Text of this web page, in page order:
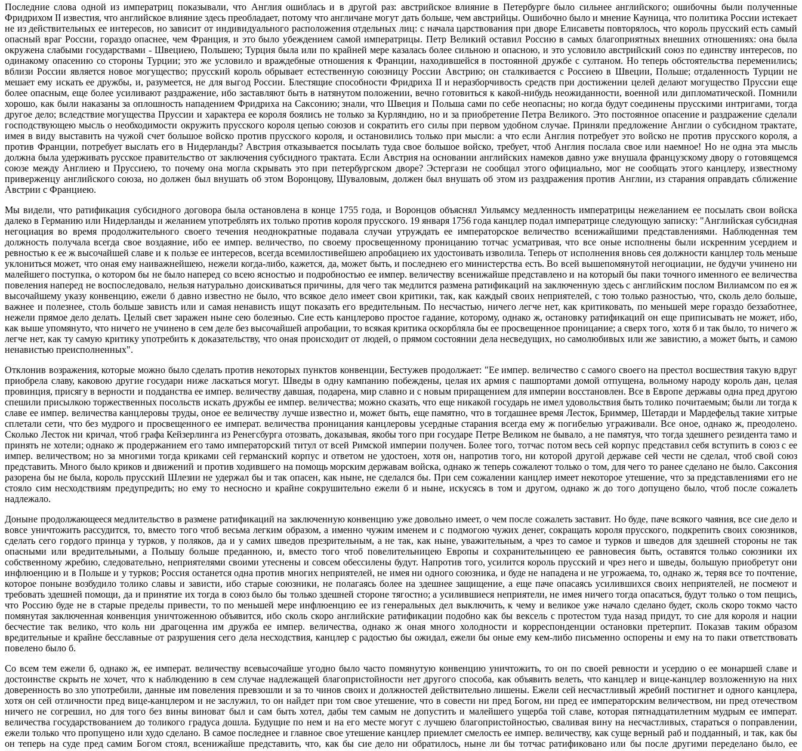
Последние слова одной из императриц показывали, что Англия ошиблась и в другой раз: австрийское влияние в Петербурге было сильнее английского; ошибочны были полученные
Фридрихом II известия, что английское влияние здесь преобладает, потому что англичане могут дать больше, чем австрийцы. Ошибочно было и мнение Кауница, что политика России истекает
не из действительных ее интересов, но зависит от индивидуального расположения отдельных лиц: с начала царствования при дворе Елисаветы повторялось, что король прусский есть самый
опасный враг России, гораздо опаснее, чем Франция, и это было убеждением самой императрицы. Петр Великий оставил Россию в самых благоприятных внешних отношениях: она была
окружена слабыми государствами - Швециею, Польшею; Турция была или по крайней мере казалась более сильною и опасною, и это условило австрийский союз по единству интересов, по
одинакому опасению со стороны Турции; это же условило и враждебные отношения к Франции, находившейся в постоянной дружбе с султаном. Но теперь обстоятельства переменились;
вблизи России является новое могущество; прусский король обрывает естественную союзницу России Австрию; он сталкивается с Россиею в Швеции, Польше; отдаленность Турции не
мешает ему искать ее дружбы, и, разумеется, не для выгод России. Блестящие способности Фридриха II и неразборчивость средств при достижении целей делают могущество Пруссии еще
более опасным, еще более усиливают раздражение, ибо заставляют быть в натянутом положении, вечно готовиться к какой-нибудь неожиданности, военной или дипломатической. Помнили
хорошо, как были наказаны за оплошность нападением Фридриха на Саксонию; знали, что Швеция и Польша сами по себе неопасны; но когда будут соединены прусскими интригами, тогда
другое дело; вследствие могущества Пруссии и характера ее короля боялись не только за Курляндию, но и за приобретение Петра Великого. Это постоянное опасение и раздражение сделали
господствующею мысль о необходимости окружить прусского короля цепью союзов и сократить его силы при первом удобном случае. Приняли предложение Англии о субсидном трактате,
имея в виду выставить на чужой счет большое войско против прусского короля, и остановились только при мысли: а что если Англия потребует это войско не против прусского короля, а
против Франции, потребует выслать его в Нидерланды? Австрия отказывается посылать туда свое большое войско, требует, чтоб Англия послала свое или наемное! Но не одна эта мысль
должна была удерживать русское правительство от заключения субсидного трактата. Если Австрия на основании английских намеков давно уже внушала французскому двору о готовящемся
союзе между Англиею и Пруссиею, то почему она могла скрывать это при петербургском дворе? Эстергази не сообщал этого официально, мог не сообщать этого канцлеру, известному
приверженцу английского союза, но должен был внушать об этом Воронцову, Шуваловым, должен был внушать об этом из раздражения против Англии, из старания оправдать сближение
Австрии с Франциею.
Мы видели, что ратификация субсидного договора была остановлена в конце 1755 года, и Воронцов объяснял Уильямсу медленность императрицы нежеланием ее посылать свои войска
далеко в Германию или Нидерланды и желанием употреблять их только против короля прусского. 19 января 1756 года канцлер подал императрице следующую записку: "Английская субсидная
негоциация во время продолжительного своего течения неоднократные подавала случаи утруждать ее императорское величество всенижайшими представлениями. Наблюденная тем
должность получала всегда свое воздаяние, ибо ее импер. величество, по своему просвещенному проницанию тотчас усматривая, что все оные исполнены были искренним усердием и
ревностью к ее ж высочайшей славе и к пользе ее интересов, всегда всемилостивейшею апробациею их удостоивать изволила. Теперь от исполнения вновь сея должности канцлер толь меньше
уклониться может, что оная ему наиважнейшею, нежели когда-либо, кажется, да, может быть, и последнею его министерства есть. Во всей вышепомянутой негоциации, не будучи учинено ни
малейшего поступка, о котором бы не было наперед со всею ясностью и подробностью ее импер. величеству всенижайше представлено и на который бы паки точного именного ее величества
повеления наперед не воспоследовало, нельзя натурально доискиваться причины, для чего так медлится размена ратификаций на заключенную здесь с английским послом Вилиамсом по ея ж
высочайшему указу конвенцию, ежели б давно известно не было, что всякое дело имеет свои критики, так, как каждый своих неприятелей, с тою только разностью, что, сколь дело больше,
важнее и полезнее, столь больше зависть или и самая ненависть ищут показать его вредительным. По несчастью, ничего легче нет, как критиковать, по меньшей мере гораздо беззаботнее,
нежели прямое дело делать. Целый свет заражен ныне сею болезнью. Сие есть канцлерово простое гадание, которому, однако ж, остановку ратификаций он еще приписывать не может, ибо,
как выше упомянуто, что ничего не учинено в сем деле без высочайшей апробации, то всякая критика оскорбляла бы ее просвещенное проницание; а сверх того, хотя б и так было, то ничего ж
легче нет, как ту самую критику употребить к доказательству, что оная происходит от людей, о прямом состоянии дела несведущих, но самолюбивых или же завистию, а может быть, и самою
ненавистью преисполненных".
Отклонив возражения, которые можно было сделать против некоторых пунктов конвенции, Бестужев продолжает: "Ее импер. величество с самого своего на престол восшествия такую вдруг
приобрела славу, каковою другие государи ниже ласкаться могут. Шведы в одну кампанию побеждены, целая их армия с пашпортами домой отпущена, вольному народу король дан, целая
провинция, присягу в верности и подданства ее импер. величеству давшая, подарена, мир славно и с новым приращением для империи восстановлен. Все в Европе державы одна пред другою
спешили присылкою торжественных посольств искать дружбы ее импер. величества; можно сказать, что еще никакой государь не имел удовольствия быть толико почитаемым; были ли тогда к
славе ее импер. величества канцлеровы труды, оное ее величеству лучше известно и, может быть, еще памятно, что в тогдашнее время Лесток, Бриммер, Шетарди и Мардефельд такие хитрые
сплетали сети, что без мудрого и просвещенного ее императ. величества проницания канцлеровы усердные старания всегда ему ж погибелью уграживали. Все оное, однако ж, преодолено.
Сколько Лесток ни кричал, чтоб графа Кейзерлинга из Ренегсбурга отозвать, доказывая, якобы того при государе Петре Великом не бывало, а не памятуя, что тогда здешнего резидента тамо и
принять не хотели; однако ж продержанием его тамо императорский титул от всей Римской империи получен. Более того, тотчас потом весь сей корпус представил себя вступить в союз с ее
импер. величеством; но за многими тогда криками сей германский корпус и ответом не удостоен, хотя он, напротив того, ни которой другой державе сей чести не сделал, чтоб свой союз
представить. Много было криков и движений и против ходившего на помощь морским державам войска, однако ж теперь сожалеют только о том, для чего то ранее сделано не было. Саксония
разорена бы не была, король прусский Шлезии не удержал бы и так опасен, как ныне, не сделался бы. При сем сожалении канцлер имеет некоторое утешение, что за представлениями его не
стояло сим несходствиям предупредить; но ему то несносно и крайне сокрушительно ежели б и ныне, искусясь в том и другом, однако ж до того допущено было, чтоб после сожалеть
надлежало.
Доныне продолжающееся медлительство в размене ратификаций на заключенную конвенцию уже довольно имеет, о чем после сожалеть заставит. Но буде, паче всякого чаяния, все сие дело и
вовсе уничтожить рассудится, то, вместо того чтоб весьма легким образом, а именно чужим именем и с подмогою чужих денег, сокращать короля прусского, подкрепить своих союзников,
сделать сего гордого принца у турков, у поляков, да и у самих шведов презрительным, а не так, как ныне, уважительным, а чрез то самое и турков и шведов для здешней стороны не так
опасными или вредительными, а Польшу больше преданною, и, вместо того чтоб повелительницею Европы и сохранительницею ее равновесия быть, оставятся только союзники их
собственному жребию, следовательно, неприятелями своими утеснены и совсем обессилены будут. Напротив того, усилится король прусский и чрез него и шведы, большую приобретут они
инфлюенцию и в Польше и у турков; Россия останется одна против многих неприятелей, не имея ни одного союзника, и буде не нападена и не угрожаема, то, однако ж, теряя все то почтение,
которое поныне возбудило толико славы и зависти, ибо старые союзники, не полагаясь более на здешнее защищение, а еще паче опасаясь усилившихся своих неприятелей, не посмеют и
требовать здешней помощи, да и принятие их тогда в союз было бы только здешней стороне тягостно; а усилившиеся неприятели, не имея ничего тогда опасаться, будут только о том пещись,
что Россию буде не в старые пределы привести, то по меньшей мере инфлюенцию ее из генеральных дел выключить, к чему и великое уже начало сделано будет, сколь скоро токмо часто
помянутая заключенная конвенция уничтоженною объявится, ибо сколь скоро английские ратификации подобно как бы вексель с протестом туда назад придут, то сие для короля и нации
бесчестие так велико, что коль ни драгоценна им дружба ее импер. величества, однако ж оная много холодности и корреспонденции остановки претерпит. Показав таким образом
вредительные и крайне бесславные от разрушения сего дела несходствия, канцлер с радостью бы ожидал, ежели бы оные ему кем-либо письменно оспорены и ему на то паки ответствовать
повелено было б.
Со всем тем ежели б, однако ж, ее императ. величеству всевысочайше угодно было часто помянутую конвенцию уничтожить, то он по своей ревности и усердию о ее монаршей славе и
достоинстве скрыть не хочет, что к наблюдению в сем случае надлежащей благопристойности нет другого способа, как объявить велеть, что канцлер и вице-канцлер возложенную на них
доверенность во зло употребили, данные им повеления превзошли и за то чинов своих и должностей действительно лишены. Ежели сей несчастливый жребий постигнет и одного канцлера,
хотя он сей отличности пред вице-канцлером и не заслужил, то он найдет при том свое утешение, что в совести ни пред Богом, ни пред ее императорским величеством, ни пред отечеством
ничего не согрешил, но для того без вины виноват был и сам быть хотел, дабы тем самым не допустить и малейшего ущерба той славе, которая пятнадцатилетним мудрым ее императ.
величества государствованием до толикого градуса дошла. Будущие по нем и на его месте могут с лучшею благопристойностью, сваливая вину на несчастливых, стараться о поправлении,
ежели только что пропущено или худо сделано. В самое последнее и главное свое утешение канцлер приемлет смелость ее импер. величеству, как суще верный раб и подданный, и так, как бы
он теперь на суде пред самим Богом стоял, всенижайше представить, что, как бы сие дело ни обратилось, ныне ли бы тотчас ратификовано или бы после другими переделано было, ее